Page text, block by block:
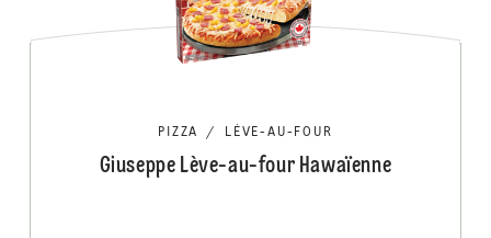
PIZZA / LÈVE-AU-FOUR
Giuseppe Lève-au-four Hawaïenne